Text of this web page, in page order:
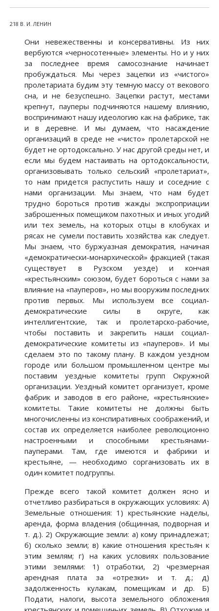
218 В. И. ЛЕНИН
Они невежественны и консервативны. Из них
вербуются «черносотенные» элементы. Но и у них
за последнее время самосознание начинает
пробуждаться. Мы через зацепки из «чистого»
пролетариата будим эту темную массу от векового
сна, и не безуспешно. Зацепки растут, местами
крепнут, пауперы подчиняются нашему влиянию,
воспринимают нашу идеологию как на фабрике, так
и в деревне. И мы думаем, что насаждение
организаций в среде не «чисто» пролетарской не
будет не ортодоксально. У нас другой среды нет, и
если мы будем настаивать на ортодоксальности,
организовывать только сельский «пролетариат»,
то нам придется распустить нашу и соседние с
нами организации. Мы знаем, что нам будет
трудно бороться против жажды экспроприации
заброшенных помещиком пахотных и иных угодий
или тех земель, на которых отцы в клобуках и
рясах не сумели поставить хозяйства как следует.
Мы знаем, что буржуазная демократия, начиная
«демократически-монархической» фракцией (такая
существует в Рузском уезде) и кончая
«крестьянским» союзом, будет бороться с нами за
влияние на «пауперов», но мы вооружим последних
против первых. Мы используем все социал-
демократические силы в округе, как
интеллигентские, так и пролетарско-рабочие,
чтобы поставить и закрепить наши социал-
демократические комитеты из «пауперов». И мы
сделаем это по такому плану. В каждом уездном
городе или большом промышленном центре мы
поставим уездные комитеты групп Окружной
организации. Уездный комитет организует, кроме
фабрик и заводов в его районе, «крестьянские»
комитеты. Такие комитеты не должны быть
многочисленны из конспиративных соображений, и
состав их определяется наиболее революционно
настроенными и способными крестьянами-
пауперами. Там, где имеются и фабрики и
крестьяне, — необходимо сорганизовать их в
один комитет подгруппы.
Прежде всего такой комитет должен ясно и
отчетливо разбираться в окружающих условиях: А)
Земельные отношения: 1) крестьянские наделы,
аренда, форма владения (общинная, подворная и
т. д.). 2) Окружающие земли: а) кому принадлежат;
б) сколько земли; в) какие отношения крестьян к
этим землям; г) на каких условиях пользование
этими землями: 1) отработки, 2) чрезмерная
арендная плата за «отрезки» и т. д.; д)
задолженность кулакам, помещикам и др. Б)
Подати, налоги, высота земельного обложения